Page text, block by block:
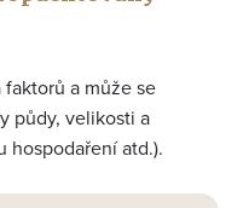
a může se
půdy, velikosti a
hospodaření atd.).